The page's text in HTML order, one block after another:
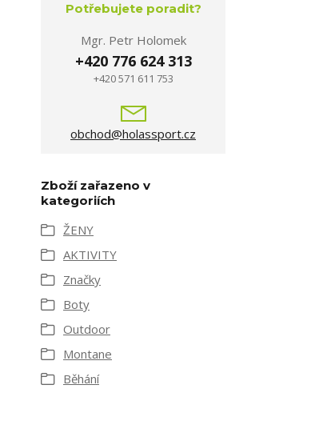
Potřebujete poradit?
Mgr. Petr Holomek
+420 776 624 313
+420 571 611 753
obchod@holassport.cz
Zboží zařazeno v
kategoriích
ŽENY
AKTIVITY
Značky
Boty
Outdoor
Montane
Běhání